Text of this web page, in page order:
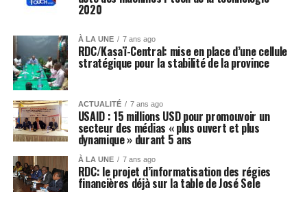
2020
À LA UNE 7 ans ago
RDC/Kasaï-Central: mise en place d’une cellule
stratégique pour la stabilité de la province
ACTUALITÉ 7 ans ago
USAID : 15 millions USD pour promouvoir un
secteur des médias « plus ouvert et plus
dynamique » durant 5 ans
À LA UNE 7 ans ago
RDC: le projet d’informatisation des régies
financières déjà sur la table de José Sele